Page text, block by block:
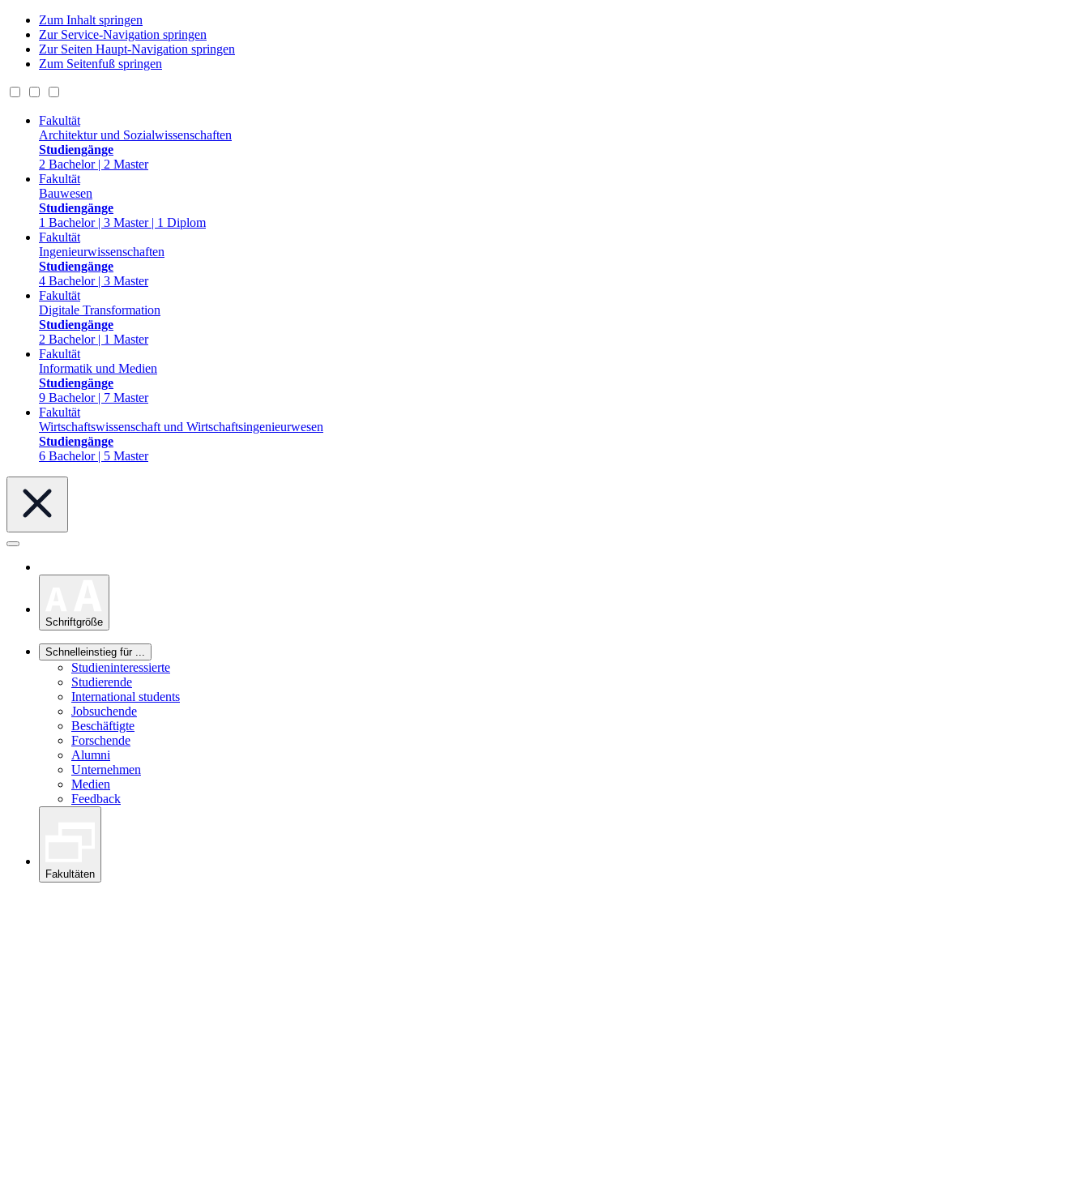
Zum Inhalt springen
Zur Service-Navigation springen
Zur Seiten Haupt-Navigation springen
Zum Seitenfuß springen
Fakultät
Architektur und Sozialwissenschaften
Studiengänge
2 Bachelor | 2 Master
Fakultät
Bauwesen
Studiengänge
1 Bachelor | 3 Master | 1 Diplom
Fakultät
Ingenieurwissenschaften
Studiengänge
4 Bachelor | 3 Master
Fakultät
Digitale Transformation
Studiengänge
2 Bachelor | 1 Master
Fakultät
Informatik und Medien
Studiengänge
9 Bachelor | 7 Master
Fakultät
Wirtschaftswissenschaft und Wirtschaftsingenieurwesen
Studiengänge
6 Bachelor | 5 Master
Schriftgröße
Schnelleinstieg für ...
Studieninteressierte
Studierende
International students
Jobsuchende
Beschäftigte
Forschende
Alumni
Unternehmen
Medien
Feedback
Fakultäten